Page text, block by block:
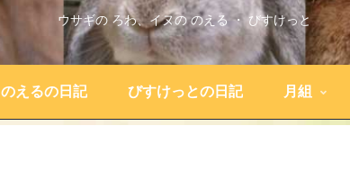
ウサギの ろわ、イヌの のえる ・ びすけっと
のえるの日記 びすけっとの日記 月組